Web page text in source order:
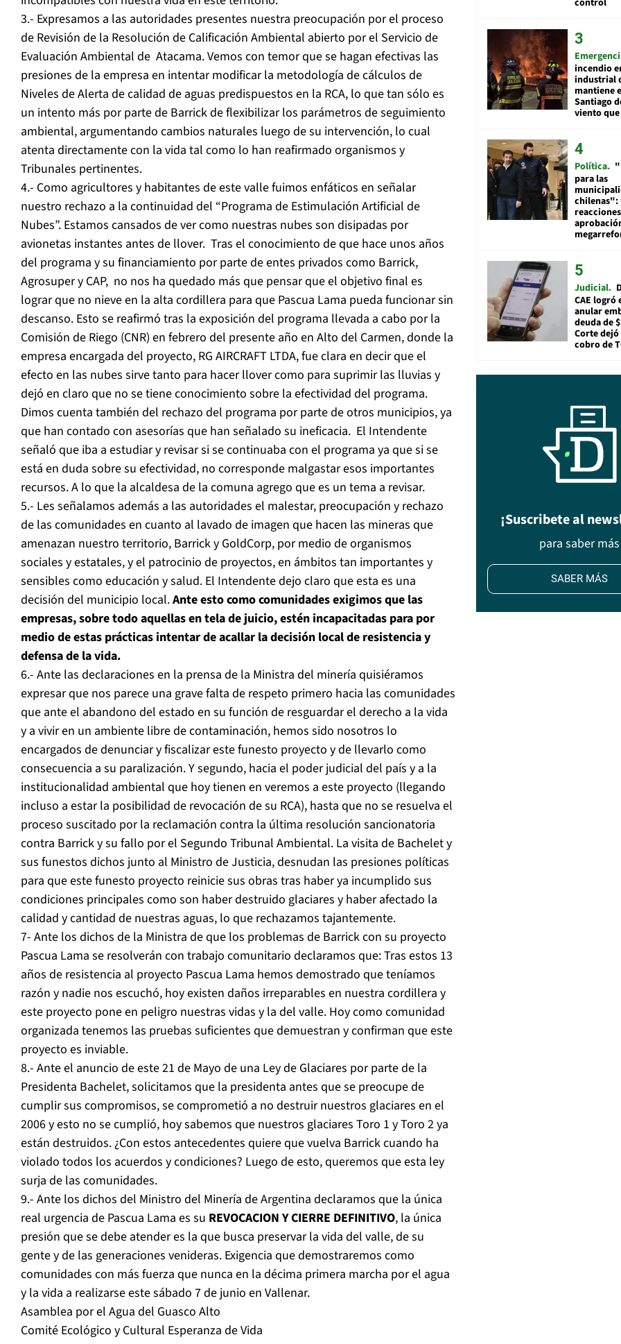
3.- Expresamos a las autoridades presentes nuestra preocupación por el proceso
de Revisión de la Resolución de Calificación Ambiental abierto por el Servicio de
Evaluación Ambiental de Atacama. Vemos con temor que se hagan efectivas las
presiones de la empresa en intentar modificar la metodología de cálculos de
Niveles de Alerta de calidad de aguas predispuestos en la RCA, lo que tan sólo es
un intento más por parte de Barrick de flexibilizar los parámetros de seguimiento
ambiental, argumentando cambios naturales luego de su intervención, lo cual
atenta directamente con la vida tal como lo han reafirmado organismos y
Tribunales pertinentes.
4.- Como agricultores y habitantes de este valle fuimos enfáticos en señalar
nuestro rechazo a la continuidad del “Programa de Estimulación Artificial de
Nubes”. Estamos cansados de ver como nuestras nubes son disipadas por
avionetas instantes antes de llover. Tras el conocimiento de que hace unos años
del programa y su financiamiento por parte de entes privados como Barrick,
Agrosuper y CAP, no nos ha quedado más que pensar que el objetivo final es
lograr que no nieve en la alta cordillera para que Pascua Lama pueda funcionar sin
descanso. Esto se reafirmó tras la exposición del programa llevada a cabo por la
Comisión de Riego (CNR) en febrero del presente año en Alto del Carmen, donde la
empresa encargada del proyecto, RG AIRCRAFT LTDA, fue clara en decir que el
efecto en las nubes sirve tanto para hacer llover como para suprimir las lluvias y
dejó en claro que no se tiene conocimiento sobre la efectividad del programa.
Dimos cuenta también del rechazo del programa por parte de otros municipios, ya
que han contado con asesorías que han señalado su ineficacia. El Intendente
señaló que iba a estudiar y revisar si se continuaba con el programa ya que si se
está en duda sobre su efectividad, no corresponde malgastar esos importantes
recursos. A lo que la alcaldesa de la comuna agrego que es un tema a revisar.
5.- Les señalamos además a las autoridades el malestar, preocupación y rechazo
de las comunidades en cuanto al lavado de imagen que hacen las mineras que
amenazan nuestro territorio, Barrick y GoldCorp, por medio de organismos
sociales y estatales, y el patrocinio de proyectos, en ámbitos tan importantes y
sensibles como educación y salud. El Intendente dejo claro que esta es una
decisión del municipio local.Ante esto como comunidades exigimos que las
empresas, sobre todo aquellas en tela de juicio, estén incapacitadas para por
medio de estas prácticas intentar de acallar la decisión local de resistencia y
defensa de la vida.
6.- Ante las declaraciones en la prensa de la Ministra del minería quisiéramos
expresar que nos parece una grave falta de respeto primero hacia las comunidades
que ante el abandono del estado en su función de resguardar el derecho a la vida
y a vivir en un ambiente libre de contaminación, hemos sido nosotros lo
encargados de denunciar y fiscalizar este funesto proyecto y de llevarlo como
consecuencia a su paralización. Y segundo, hacia el poder judicial del país y a la
institucionalidad ambiental que hoy tienen en veremos a este proyecto (llegando
incluso a estar la posibilidad de revocación de su RCA), hasta que no se resuelva el
proceso suscitado por la reclamación contra la última resolución sancionatoria
contra Barrick y su fallo por el Segundo Tribunal Ambiental. La visita de Bachelet y
sus funestos dichos junto al Ministro de Justicia, desnudan las presiones políticas
para que este funesto proyecto reinicie sus obras tras haber ya incumplido sus
condiciones principales como son haber destruido glaciares y haber afectado la
calidad y cantidad de nuestras aguas, lo que rechazamos tajantemente.
7- Ante los dichos de la Ministra de que los problemas de Barrick con su proyecto
Pascua Lama se resolverán con trabajo comunitario declaramos que: Tras estos 13
años de resistencia al proyecto Pascua Lama hemos demostrado que teníamos
razón y nadie nos escuchó, hoy existen daños irreparables en nuestra cordillera y
este proyecto pone en peligro nuestras vidas y la del valle. Hoy como comunidad
organizada tenemos las pruebas suficientes que demuestran y confirman que este
proyecto es inviable.
8.- Ante el anuncio de este 21 de Mayo de una Ley de Glaciares por parte de la
Presidenta Bachelet, solicitamos que la presidenta antes que se preocupe de
cumplir sus compromisos, se comprometió a no destruir nuestros glaciares en el
2006 y esto no se cumplió, hoy sabemos que nuestros glaciares Toro 1 y Toro 2 ya
están destruidos. ¿Con estos antecedentes quiere que vuelva Barrick cuando ha
violado todos los acuerdos y condiciones? Luego de esto, queremos que esta ley
surja de las comunidades.
9.- Ante los dichos del Ministro del Minería de Argentina declaramos que la única
real urgencia de Pascua Lama es su REVOCACION Y CIERRE DEFINITIVO, la única
presión que se debe atender es la que busca preservar la vida del valle, de su
gente y de las generaciones venideras. Exigencia que demostraremos como
comunidades con más fuerza que nunca en la décima primera marcha por el agua
y la vida a realizarse este sábado 7 de junio en Vallenar.
Asamblea por el Agua del Guasco Alto
Comité Ecológico y Cultural Esperanza de Vida
incendio
industrial
mantiene
Santiago
viento que
Política
para las
chilenas":
Judicial
CAE logró
anular
deuda de
Corte
cobro de
¡Suscribete al
para saber más
SABER MÁS